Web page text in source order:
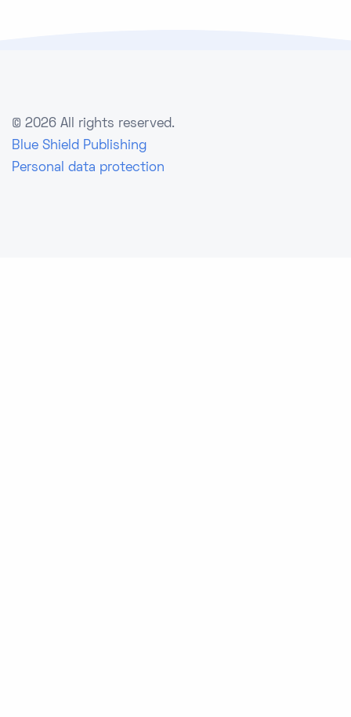
© 2026 All rights reserved.
Blue Shield Publishing
Personal data protection